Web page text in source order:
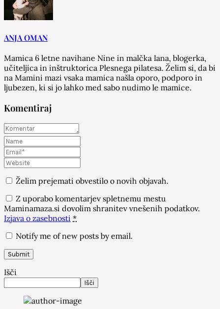
ANJA OMAN
Mamica 6 letne navihane Nine in malčka Iana, blogerka,
učiteljica in inštruktorica Plesnega pilatesa. Želim si, da bi
na Mamini mazi vsaka mamica našla oporo, podporo in
ljubezen, ki si jo lahko med sabo nudimo le mamice.
Komentiraj
Želim prejemati obvestilo o novih objavah.
Z uporabo komentarjev spletnemu mestu
Maminamaza.si dovolim shranitev vnešenih podatkov.
Izjava o zasebnosti *
Notify me of new posts by email.
Išči
Išči